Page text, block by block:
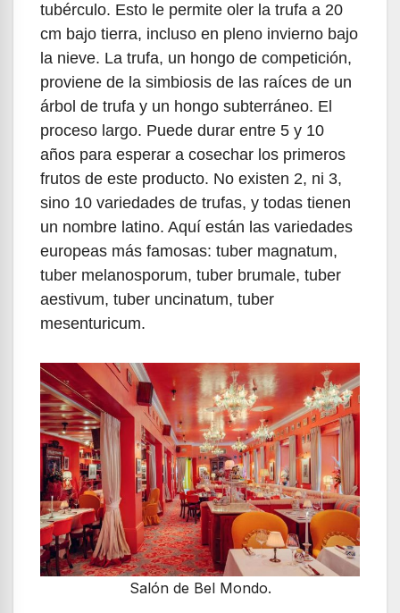
tubérculo. Esto le permite oler la trufa a 20
cm bajo tierra, incluso en pleno invierno bajo
la nieve. La trufa, un hongo de competición,
proviene de la simbiosis de las raíces de un
árbol de trufa y un hongo subterráneo. El
proceso largo. Puede durar entre 5 y 10
años para esperar a cosechar los primeros
frutos de este producto. No existen 2, ni 3,
sino 10 variedades de trufas, y todas tienen
un nombre latino. Aquí están las variedades
europeas más famosas: tuber magnatum,
tuber melanosporum, tuber brumale, tuber
aestivum, tuber uncinatum, tuber
mesenturicum.
Salón de Bel Mondo.